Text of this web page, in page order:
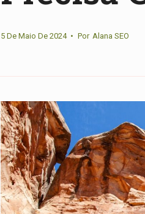
5 De Maio De 2024 • Por Alana SEO